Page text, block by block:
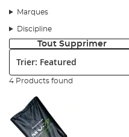
Marques
Discipline
Tout Supprimer
4 Products found